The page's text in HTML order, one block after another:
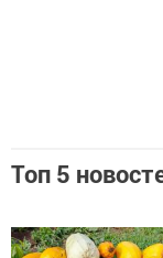
Топ 5